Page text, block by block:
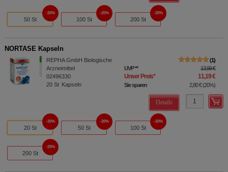
50 St
20%
100 St
20%
200 St
20%
NORTASE Kapseln
REPHA GmbH Biologische
Arzneimittel
02496330
20 St Kapseln
1
UVP** 13,99 €
Unser Preis* 11,19 €
Sie sparen 2,80 €(20%)
Details
20 St
20%
50 St
20%
100 St
20%
200 St
25%